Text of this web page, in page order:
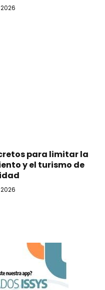
para limitar la
y el turismo de